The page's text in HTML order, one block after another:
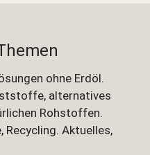
ohne Erdöl.
alternatives
Rohstoffen.
Recycling. Aktuelles,